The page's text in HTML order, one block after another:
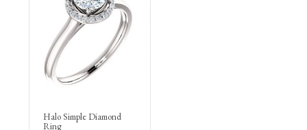
Halo Simple Diamond
Ring